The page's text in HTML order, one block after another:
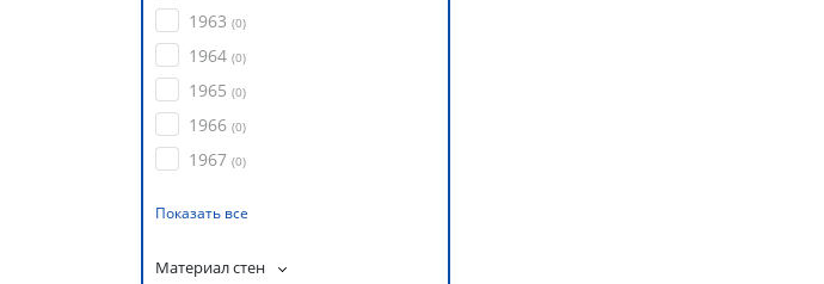
1963 (0)
1964 (0)
1965 (0)
1966 (0)
1967 (0)
Показать все
Материал стен